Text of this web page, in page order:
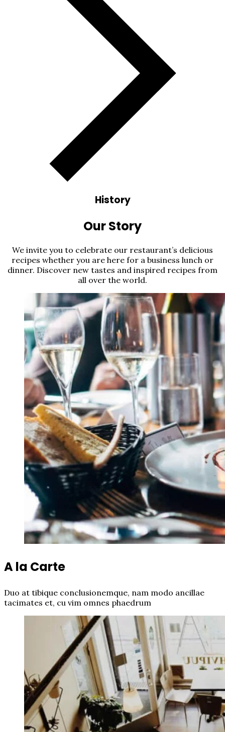
History
Our Story
We invite you to celebrate our restaurant’s delicious
recipes whether you are here for a business lunch or
dinner. Discover new tastes and inspired recipes from
all over the world.
A la Carte
Duo at tibique conclusionemque, nam modo ancillae
tacimates et, cu vim omnes phaedrum